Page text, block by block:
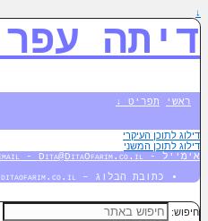
↓
דיתה
ראשי תפריט ↓
דילוג לתוכן העיקרי
דילוג לתוכן המשני
אימייל - email - Dita@DitaOfarim.co.il
כתובת הבלוג – http://www.ditaofarim.co.il
חיפוש: